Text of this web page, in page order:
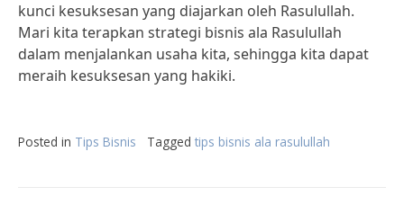
kunci kesuksesan yang diajarkan oleh Rasulullah.
Mari kita terapkan strategi bisnis ala Rasulullah
dalam menjalankan usaha kita, sehingga kita dapat
meraih kesuksesan yang hakiki.
Posted in Tips Bisnis Tagged tips bisnis ala rasulullah